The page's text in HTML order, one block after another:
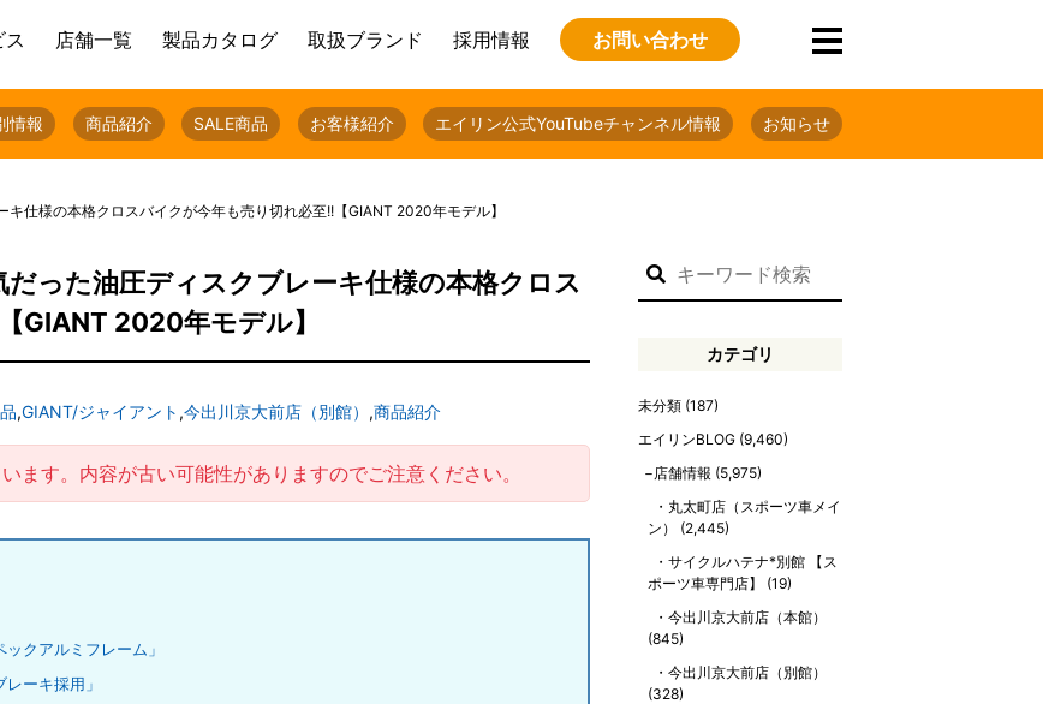
ス 店舗一覧 製品カタログ 取扱ブランド 採用情報 お問い合わせ
情報 商品紹介 SALE商品 お客様紹介 エイリン公式YouTubeチャンネル情報 お知らせ
キ仕様の本格クロスバイクが今年も売り切れ必至!!【GIANT 2020年モデル】
だった油圧ディスクブレーキ仕様の本格クロス
GIANT 2020年モデル】
,GIANT/ジャイアント ,今出川京大前店（別館） ,商品紹介
ます。内容が古い可能性がありますのでご注意ください。
クアルミフレーム」
ーキ採用」
カテゴリ
未分類 (187)
エイリンBLOG (9,460)
店舗情報 (5,975)
丸太町店（スポーツ車メイ
ン）
(2,445)
サイクルハテナ*別館 【ス
ポーツ車専門店】
(19)
今出川京大前店（本館）
(845)
今出川京大前店（別館）
(328)